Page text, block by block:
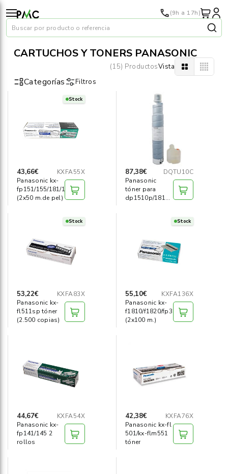
Material oficina
Tinta y tóner
Informática
Mobiliario
Seguridad ›
(9h a 17h)
Buscar por producto o referencia
CARTUCHOS Y TONERS PANASONIC
Categorías Filtros
(15) ProductosVista
Stock
43,66€
KXFA55X
Panasonic kx-
fp151/155/181/185/195
(2x50 m.de pel)
87,38€
DQTU10C
Panasonic
tóner para
dp1510p/1810p/201+bote
Stock
53,22€
KXFA83X
Panasonic kx-
fl511sp tóner
(2.500 copias)
Stock
55,10€
KXFA136X
Panasonic kx-
f1810/f1820/fp300/fm330
(2x100 m.)
44,67€
KXFA54X
Panasonic kx-
fp141/145 2
rollos
42,38€
KXFA76X
Panasonic kx-fl
501/kx-flm551
tóner